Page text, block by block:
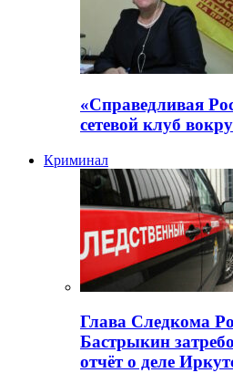
«Справедливая
сетевой клуб
Криминал
Глава Следкома
Бастрыкин
отчёт о деле